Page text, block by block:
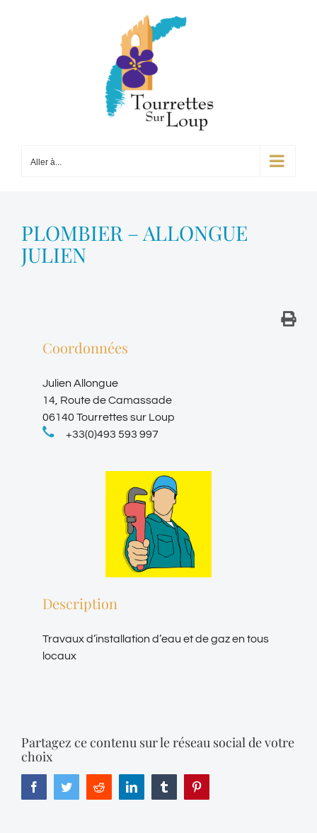
Aller à...
PLOMBIER – ALLONGUE
JULIEN
Coordonnées
Julien Allongue
14, Route de Camassade
06140 Tourrettes sur Loup
+33(0)493 593 997
Description
Travaux d’installation d’eau et de gaz en tous
locaux
Partagez ce contenu sur le réseau social de votre
choix
FacebookTwitterReddit LinkedIn Tumblr